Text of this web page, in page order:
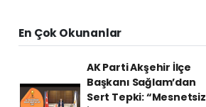
En Çok Okunanlar
AK Parti Akşehir İlçe
Başkanı Sağlam’dan
Sert Tepki: “Mesnetsiz